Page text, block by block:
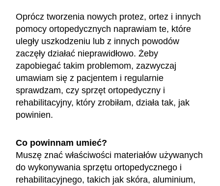
Oprócz tworzenia nowych protez, ortez i innych
pomocy ortopedycznych naprawiam te, które
uległy uszkodzeniu lub z innych powodów
zaczęły działać nieprawidłowo. Żeby
zapobiegać takim problemom, zazwyczaj
umawiam się z pacjentem i regularnie
sprawdzam, czy sprzęt ortopedyczny i
rehabilitacyjny, który zrobiłam, działa tak, jak
powinien.
Co powinnam umieć?
Muszę znać właściwości materiałów używanych
do wykonywania sprzętu ortopedycznego i
rehabilitacyjnego, takich jak skóra, aluminium,